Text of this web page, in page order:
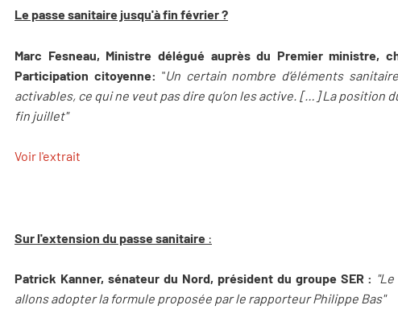
Le passe sanitaire jusqu'à fin février ?
Marc Fesneau, Ministre délégué auprès du Premier ministre,
Participation citoyenne: "Un certain nombre d’éléments
activables, ce qui ne veut pas dire qu’on les active. […] La position
fin juillet"
Voir l'extrait
Sur l'extension du passe sanitaire :
Patrick Kanner, sénateur du Nord, président du groupe SER :
allons adopter la formule proposée par le rapporteur Philippe Bas"